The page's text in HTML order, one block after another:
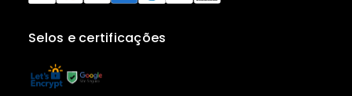
Selos e certificações